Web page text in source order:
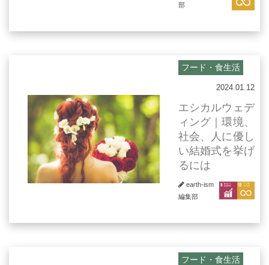
部
フード・食生活
2024.01.12
エシカルウェデ
ィング｜環境、
社会、人に優し
い結婚式を挙げ
るには
earth-ism
編集部
フード・食生活